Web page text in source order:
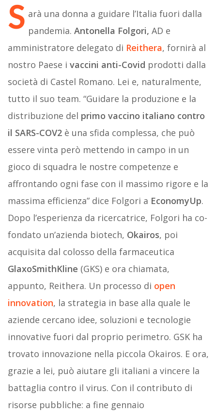
S arà una donna a guidare l’Italia fuori dalla
pandemia. Antonella Folgori, AD e
amministratore delegato di Reithera, fornirà al
nostro Paese i vaccini anti-Covid prodotti dalla
società di Castel Romano. Lei e, naturalmente,
tutto il suo team. “Guidare la produzione e la
distribuzione del primo vaccino italiano contro
il SARS-COV2è una sfida complessa, che può
essere vinta però mettendo in campo in un
gioco di squadra le nostre competenze e
affrontando ogni fase con il massimo rigore e la
massima efficienza” dice Folgori a EconomyUp.
Dopo l’esperienza da ricercatrice, Folgori ha co-
fondato un’azienda biotech, Okairos, poi
acquisita dal colosso della farmaceutica
GlaxoSmithKline (GKS) e ora chiamata,
appunto, Reithera. Un processo di open
innovation, la strategia in base alla quale le
aziende cercano idee, soluzioni e tecnologie
innovative fuori dal proprio perimetro. GSK ha
trovato innovazione nella piccola Okairos. E ora,
grazie a lei, può aiutare gli italiani a vincere la
battaglia contro il virus. Con il contributo di
risorse pubbliche: a fine gennaio